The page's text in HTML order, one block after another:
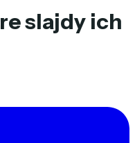
slajdy ich